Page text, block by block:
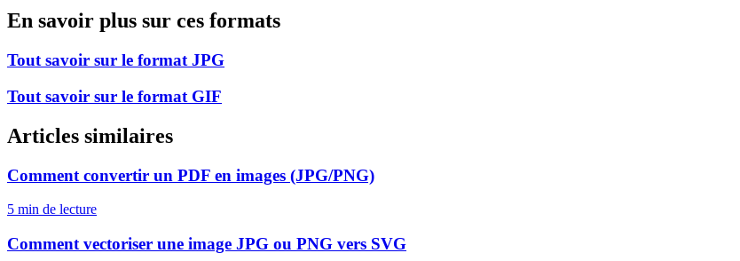
En savoir plus sur ces formats
Tout savoir sur le format JPG
Tout savoir sur le format GIF
Articles similaires
Comment convertir un PDF en images (JPG/PNG)
5 min de lecture
Comment vectoriser une image JPG ou PNG vers SVG